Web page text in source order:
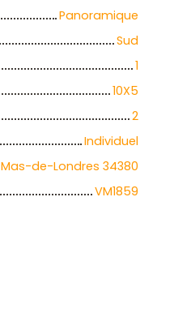
Panoramique
Sud
1
10X5
2
Individuel
Mas-de-Londres 34380
VM1859